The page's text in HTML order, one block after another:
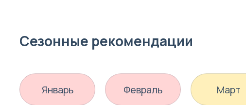
Сезонные рекомендации
Январь Февраль Март